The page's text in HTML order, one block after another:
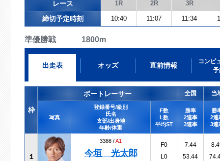
レース 1R 2R 3R
締切予定時刻 10:40 11:07 11:34
準優勝戦 1800m
出走表 オッズ 直前情報
コンピ
予
枠
ボートレーサー 全国 当
写真
登録番号/級別
氏名
支部/出身地
年齢/体重
F数
L数
平均ST
勝率
2連率
3連率
勝
2連
3連
１
3388 /A1
今垣 光太郎
F0
L0
7.44
53.44